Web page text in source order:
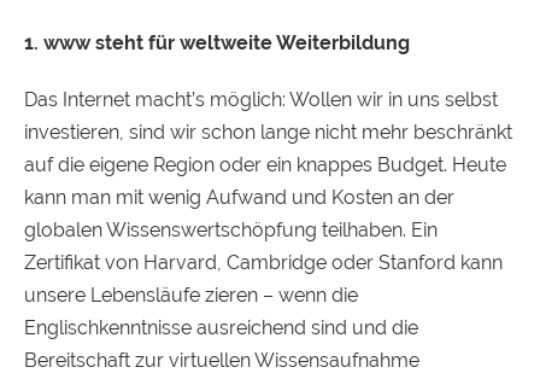
1. www steht für weltweite Weiterbildung
Das Internet macht’s möglich: Wollen wir in uns selbst
investieren, sind wir schon lange nicht mehr beschränkt
auf die eigene Region oder ein knappes Budget. Heute
kann man mit wenig Aufwand und Kosten an der
globalen Wissenswertschöpfung teilhaben. Ein
Zertifikat von Harvard, Cambridge oder Stanford kann
unsere Lebensläufe zieren – wenn die
Englischkenntnisse ausreichend sind und die
Bereitschaft zur virtuellen Wissensaufnahme